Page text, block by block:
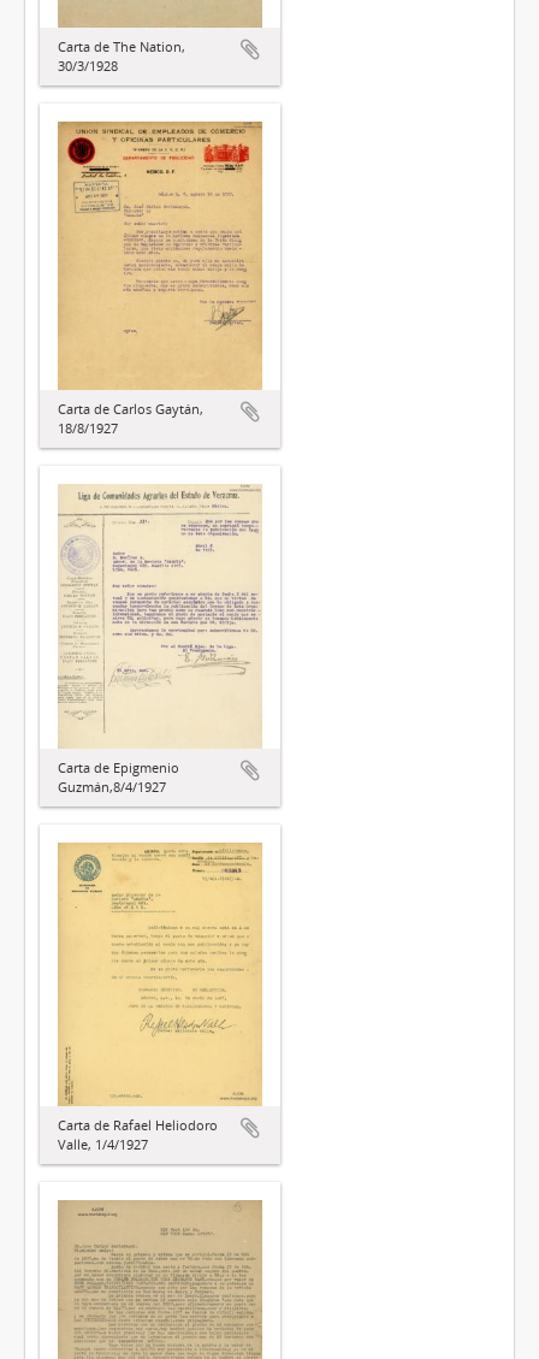
Carta de The Nation,
30/3/1928
Carta de Carlos Gaytán,
18/8/1927
Carta de Epigmenio
Guzmán,8/4/1927
Carta de Rafael Heliodoro
Valle, 1/4/1927